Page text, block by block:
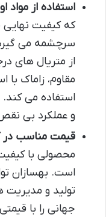
استفاده از مواد
که کیفیت نهایی
سرچشمه می
از متریال های
استفاده می کند.
و عملکرد بی
قیمت مناسب در
محصولی با
است. بهسازان
تولید و مدیریت
جهانی را با